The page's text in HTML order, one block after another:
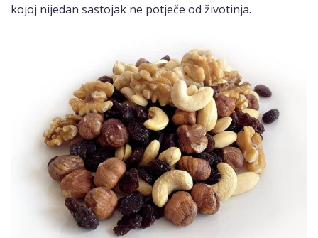
kojoj nijedan sastojak ne potječe od životinja.